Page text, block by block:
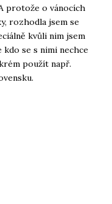
protože o vánocích
rozhodla jsem se
kvůli nim jsem
kdo se s nimi nechce
použít např.